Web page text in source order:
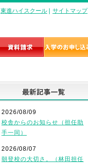
東進ハイスクール サイトマップ
2026/08/09
校舎からのお知らせ（担任助
手一同）
2026/08/07
朝登校の大切さ。（林田担任